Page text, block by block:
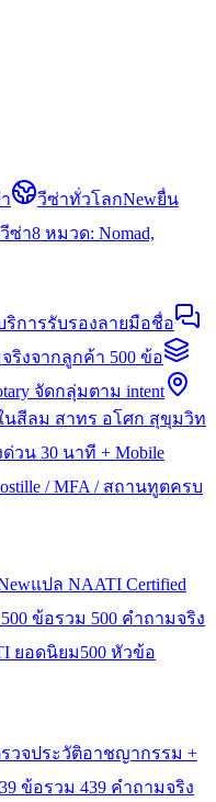
วีซ่าทั่วโลกNewยื่น
ซ่า8 หมวด: Nomad,
การรับรองลายมือชื่อ
ริงจากลูกค้า 500 ข้อ
จัดกลุ่มตาม intent
นสีลม สาทร อโศก สุขุมวิท
วน 30 นาที + Mobile
/ MFA / สถานทูตครบ
แปล NAATI Certified
ข้อรวม 500 คำถามจริง
ยอดนิยม500 หัวข้อ
วจประวัติอาชญากรรม +
ข้อรวม 439 คำถามจริง